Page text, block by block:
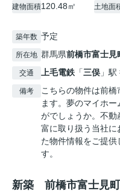
建物面積120.48㎡ 土地面
築年数 予定
所在地 群馬県前橋市富士見
交通 上毛電鉄 「三俣 」
備考
こちらの物件は前
ます。夢のマイホ
がでしょうか。不動
富に取り扱う当社に
た物件情報をご提供
す。
新築 前橋市富士見